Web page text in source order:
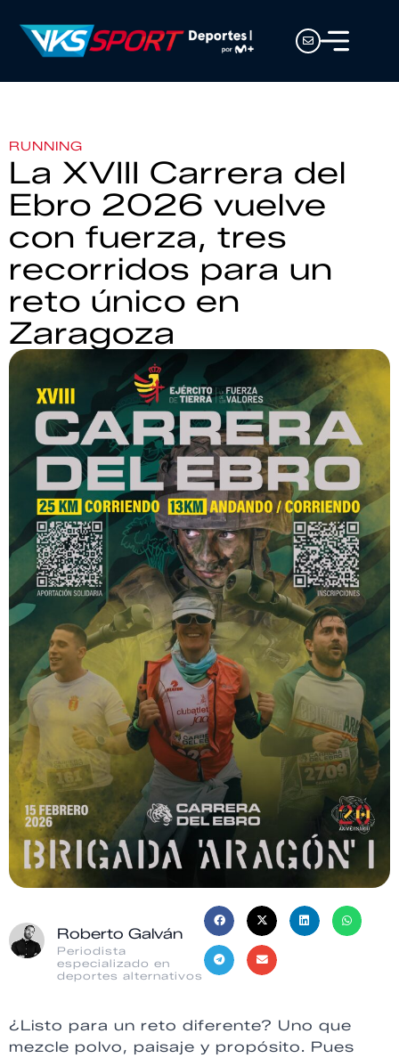
RUNNING
La XVIII Carrera del
Ebro 2026 vuelve
con fuerza, tres
recorridos para un
reto único en
Zaragoza
Roberto Galván
Periodista
especializado en
deportes alternativos
¿Listo para un reto diferente? Uno que
mezcle polvo, paisaje y propósito. Pues